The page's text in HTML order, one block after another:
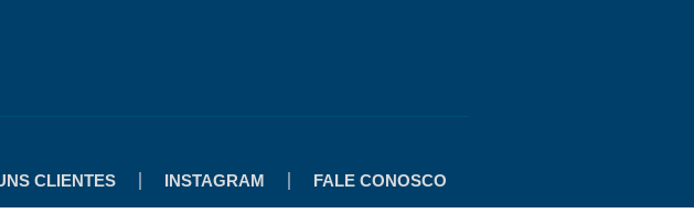
CLIENTES INSTAGRAM FALE CONOSCO